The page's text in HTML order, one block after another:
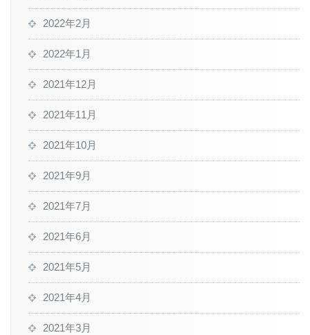
2022年2月
2022年1月
2021年12月
2021年11月
2021年10月
2021年9月
2021年7月
2021年6月
2021年5月
2021年4月
2021年3月